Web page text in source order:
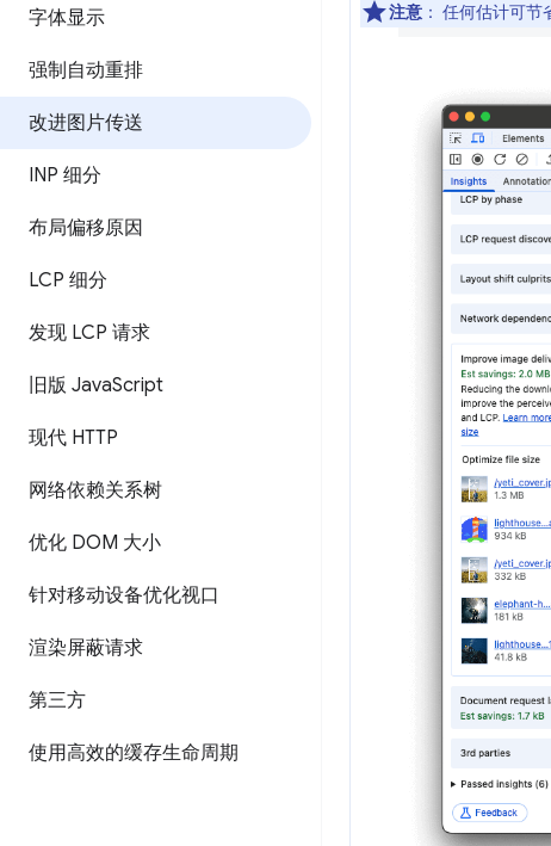
字体显示
强制自动重排
改进图片传送
INP 细分
布局偏移原因
LCP 细分
发现 LCP 请求
旧版 JavaScript
现代 HTTP
网络依赖关系树
优化 DOM 大小
针对移动设备优化视口
渲染屏蔽请求
第三方
使用高效的缓存生命周期
注意 ： 任何估计可节